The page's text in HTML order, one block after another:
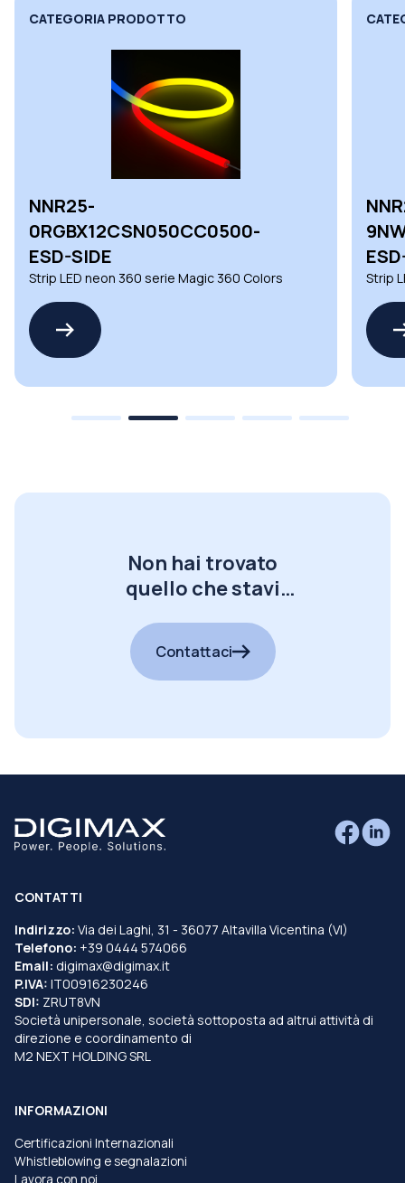
CATEGORIA PRODOTTO
NNR25-
0RGBX12CSN050CC0500-
ESD-SIDE
Strip LED neon 360 serie Magic 360 Colors Strip
Non hai trovato
quello che stavi
Contattaci
CONTATTI
Indirizzo: Via dei Laghi, 31 - 36077 Altavilla Vicentina (VI)
Telefono: +39 0444 574066
Email: digimax@digimax.it
P.IVA: IT00916230246
SDI: ZRUT8VN
Società unipersonale, società sottoposta ad altrui attività di
direzione e coordinamento di
M2 NEXT HOLDING SRL
INFORMAZIONI
Certificazioni Internazionali
Whistleblowing e segnalazioni
Lavora con noi